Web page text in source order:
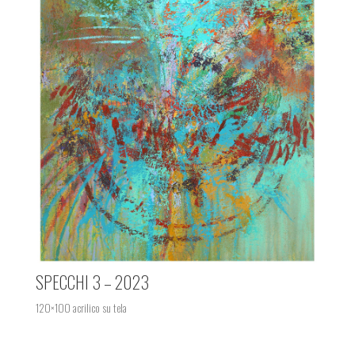
SPECCHI 3 – 2023
120×100 acrilico su tela